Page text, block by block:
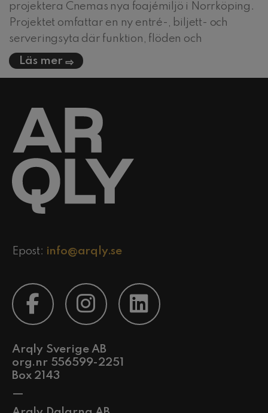
projektera Cnemas nya foajémiljö i Norrköping.
Projektet omfattar en ny entré-, biljett- och
serveringsyta där funktion, flöden och
Läs mer
Epost: info@arqly.se
Arqly Sverige AB
org.nr 556599-2251
Box 2143
—